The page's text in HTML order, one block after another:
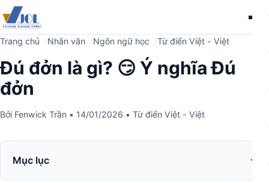
Trang chủ Nhân văn Ngôn ngữ học Từ điển Việt - Việt
Đú đởn là gì? 😏 Ý nghĩa Đú
đởn
Bởi Fenwick Trần • 14/01/2026 • Từ điển Việt - Việt
Mục lục